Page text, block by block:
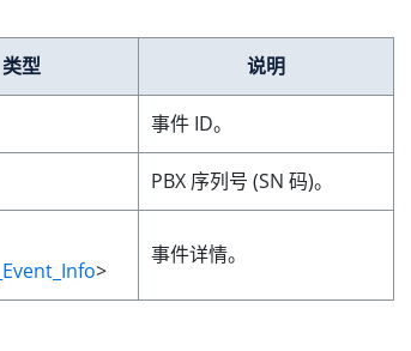
类型 说明
事件 ID。
PBX 序列号 (SN 码)。
>
事件详情。